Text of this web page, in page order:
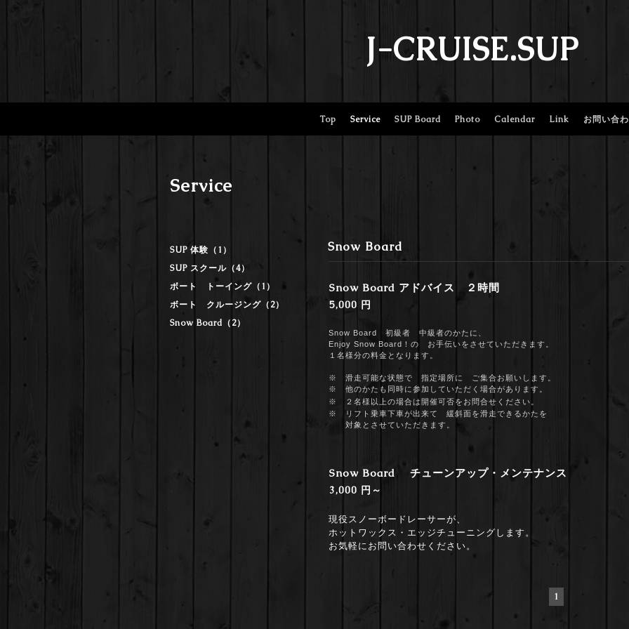
J-CRUISE.SUP
Top Service SUP Board Photo Calendar Link お問い合
SUP 体験（1）
SUP スクール（4）
ボート トーイング（1）
ボート クルージング（2）
Snow Board（2）
Service
Snow Board
Snow Board アドバイス ２時間
5,000 円
Snow Board 初級者 中級者のかたに
Enjoy Snow Board！の お手伝いをさせていただきます。
１名様分の料金となります。
※ 滑走可能な状態で 指定場所に ご集合お願いします。
※ 他のかたも同時に参加していただく場合があります。
※ ２ 名様以上の場合は開催可否をお問合せください。
※ リフト乗車下車が出来て 緩斜面を滑走できるかたを
対象とさせていただきます。
Snow Board チューンアップ・メンテナンス
3,000 円～
現役スノーボードレーサーが、
ホットワックス・エッジチューニングします。
お気軽にお問い合わせください。
1